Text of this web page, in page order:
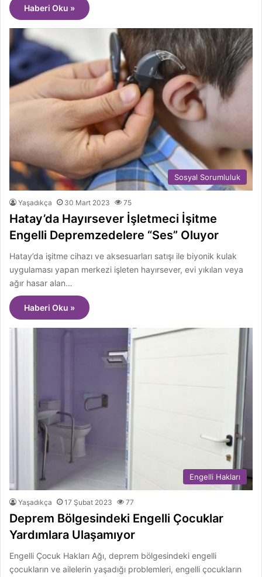
Haberi Oku »
Sosyal Sorumluluk
Yaşadıkça 30 Mart 2023 75
Hatay’da Hayırsever İşletmeci İşitme
Engelli Depremzedelere “Ses” Oluyor
Hatay’da işitme cihazı ve aksesuarları satışı ile biyonik kulak
uygulaması yapan merkezi işleten hayırsever, evi yıkılan veya
ağır hasar alan…
Haberi Oku »
Engelli Hakları
Yaşadıkça 17 Şubat 2023 77
Deprem Bölgesindeki Engelli Çocuklar
Yardımlara Ulaşamıyor
Engelli Çocuk Hakları Ağı, deprem bölgesindeki engelli
çocukların ve ailelerin yaşadığı problemleri, engelli çocukların